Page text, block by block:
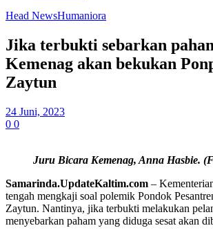
Head NewsHumaniora
Jika terbukti sebarkan
Kemenag akan bekukan
Zaytun
24 Juni, 2023
0 0
Juru Bicara Kemenag, Anna Hasbie.
Samarinda.UpdateKaltim.com –
tengah mengkaji soal polemik Pondok
Zaytun. Nantinya, jika terbukti melakukan
menyebarkan paham yang diduga sesat akan